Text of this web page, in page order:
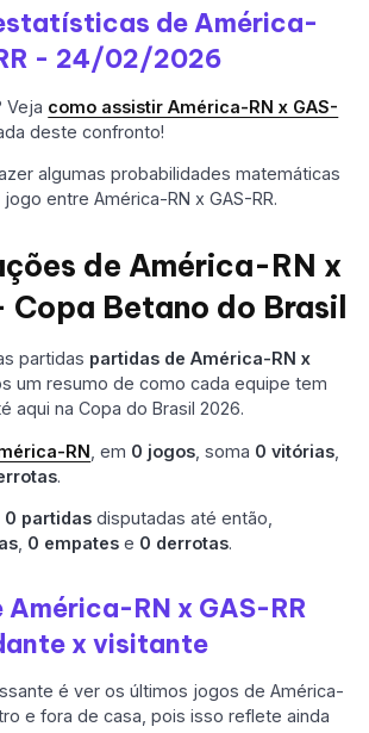
de América-
- 24/02/2026
Veja como assistir América-RN x GAS-
deste confronto!
algumas probabilidades matemáticas
entre América-RN x GAS-RR.
de América-RN x
Copa Betano do Brasil
partidas partidas de América-RN x
um resumo de como cada equipe tem
aqui na Copa do Brasil 2026.
RN , em 0 jogos , soma 0 vitórias
.
0 partidas disputadas até então,
0 empates e 0 derrotas.
América-RN x GAS-RR
x visitante
é ver os últimos jogos de América-
e fora de casa, pois isso reflete ainda